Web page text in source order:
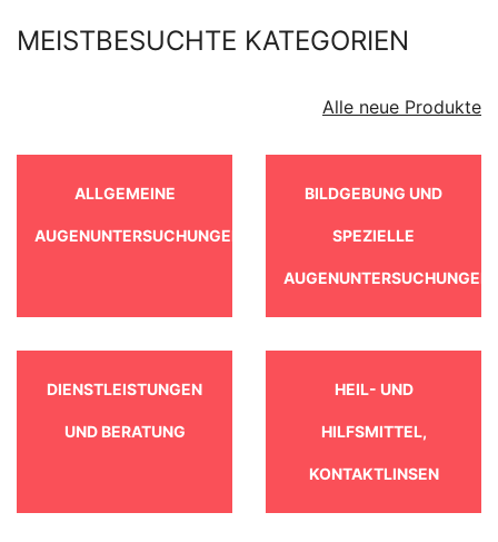
MEISTBESUCHTE KATEGORIEN
Alle neue Produkte
ALLGEMEINE
AUGENUNTERSUCHUNGEN
BILDGEBUNG UND
SPEZIELLE
AUGENUNTERSUCHUNGEN
DIENSTLEISTUNGEN
UND BERATUNG
HEIL- UND
HILFSMITTEL,
KONTAKTLINSEN